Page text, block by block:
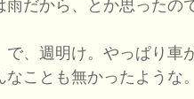
雨だから、とか思ったの
で、週明け。やっぱり車
なことも無かったような。